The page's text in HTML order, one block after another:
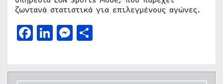
ζωντανά στατιστικά για επιλεγμένους αγώνες.
Facebook
LinkedIn
Messenger